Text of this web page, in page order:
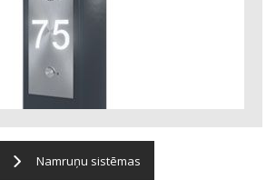
Namruņu sistēmas